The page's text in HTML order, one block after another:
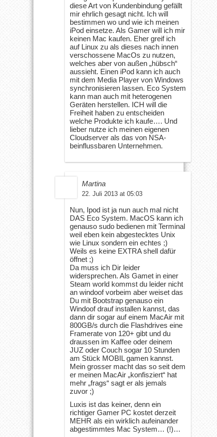
diese Art von Kundenbindung gefällt
mir ehrlich gesagt nicht. Ich will
bestimmen wo und wie ich meinen
iPod einsetze. Als Gamer will ich mir
keinen Mac kaufen. Eher greif ich
auf Linux zu als dieses nach innen
verschossene MacOs zu nutzen,
welches aber von außen „hübsch“
aussieht. Einen iPod kann ich auch
mit dem Media Player von Windows
synchronisieren lassen. Eco System
kann man auch mit heterogenen
Geräten herstellen. ICH will die
Freiheit haben zu entscheiden
welche Produkte ich kaufe…. Und
lieber nutze ich meinen eigenen
Cloudserver als das von NSA-
beinflussbaren Unternehmen.
Martina
22. Juli 2013 at 05:03
Nun, Ipod ist ja nun auch mal nicht
DAS Eco System. MacOS kann ich
genauso sudo bedienen mit Terminal
weil eben kein abgestecktes Unix
wie Linux sondern ein echtes ;)
Weils es keine EXTRA shell dafür
öffnet ;)
Da muss ich Dir leider
widersprechen. Als Gamet in einer
Steam world kommst du leider nicht
an windoof vorbeim aber weiset das
Du mit Bootstrap genauso ein
Windoof drauf installen kannst, das
dann dir sogar auf einem MacAir mit
800GB/s durch die Flashdrives eine
Framerate von 120+ gibt und du
draussen im Kaffee oder deinem
JUZ oder Couch sogar 10 Stunden
am Stück MOBIL gamen kannst.
Mein grosser macht das so seit dem
er meinen MacAir „konfisziert“ hat
mehr „frags“ sagt er als jemals
zuvor ;)
Luxis ist das keiner, denn ein
richtiger Gamer PC kostet derzeit
MEHR als ein wirklich aufeinander
abgestimmtes Mac System… (!)…